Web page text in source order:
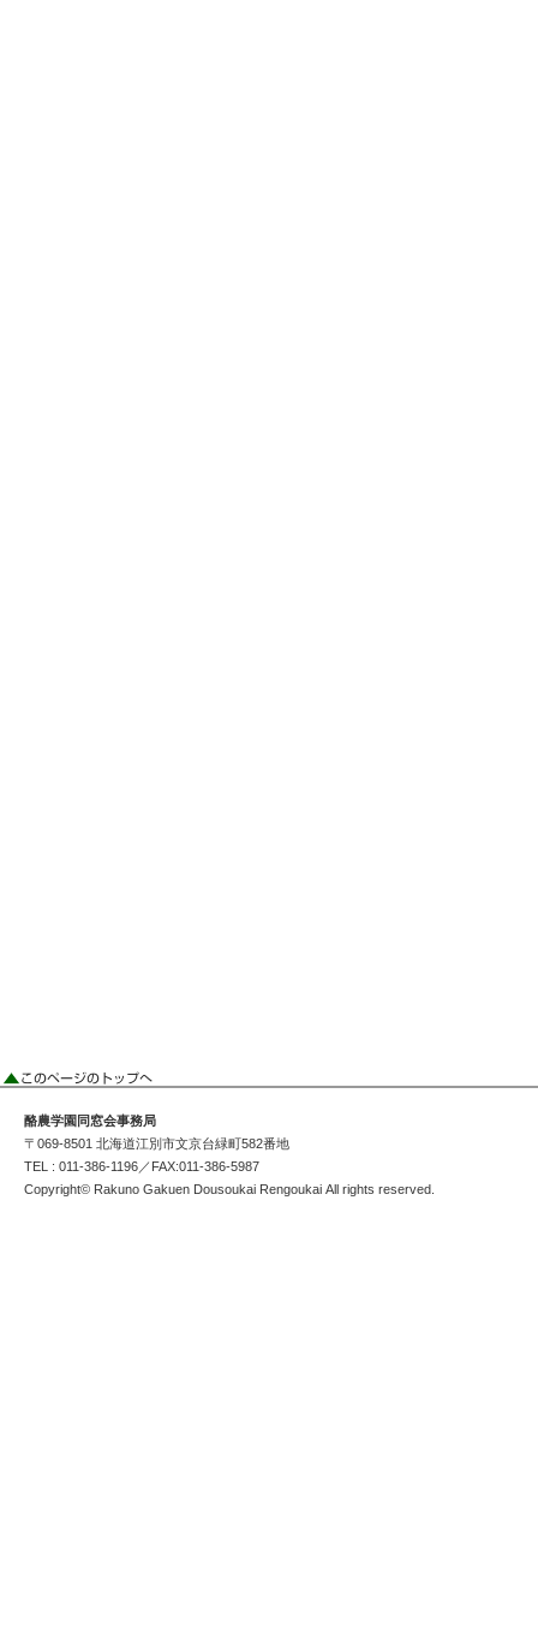
酪農学園同窓会事務局
〒069-8501 北海道江別市文京台緑町582番地
TEL : 011-386-1196／FAX:011-386-5987
Copyright© Rakuno Gakuen Dousoukai Rengoukai All rights reserved.